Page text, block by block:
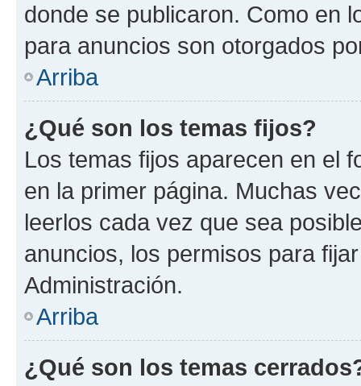
donde se publicaron. Como en
para anuncios son otorgados
Arriba
¿Qué son los temas fijos?
Los temas fijos aparecen en el
en la primer página. Muchas
leerlos cada vez que sea
anuncios, los permisos para
Administración.
Arriba
¿Qué son los temas